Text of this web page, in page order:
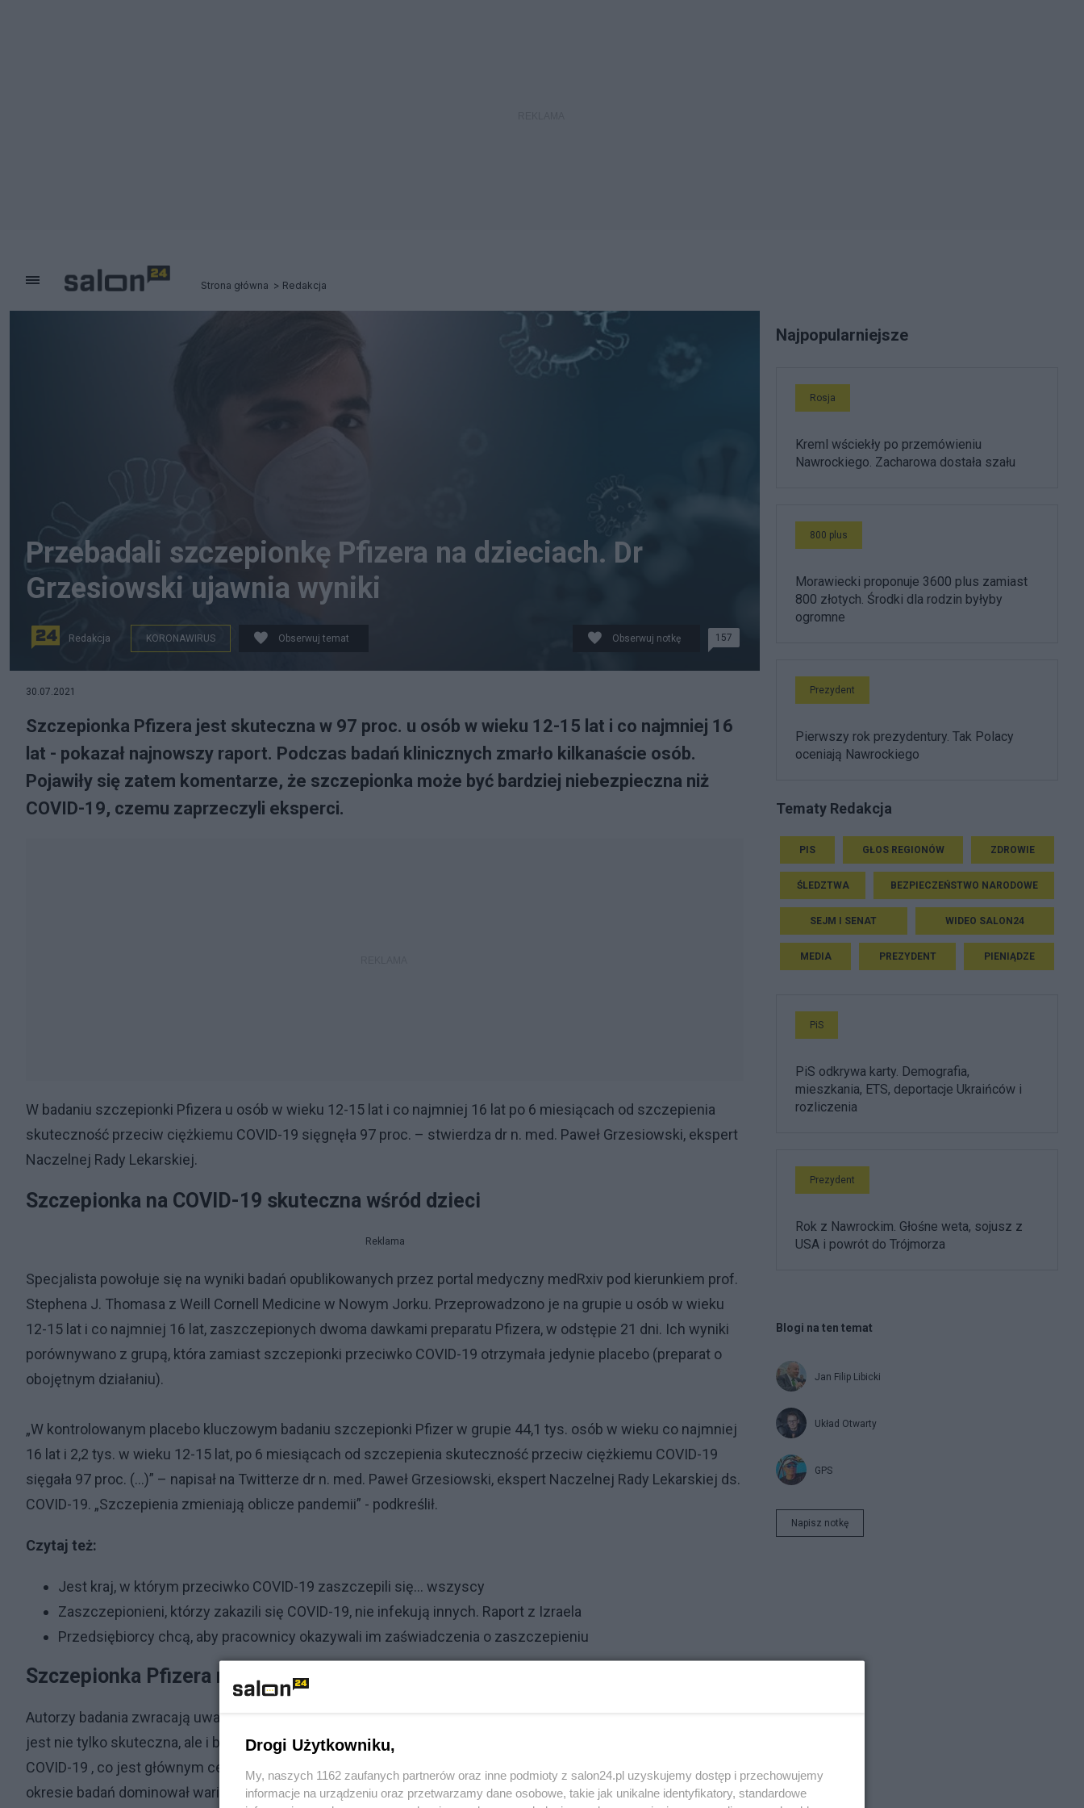
Strona główna Redakcja
Przebadali szczepionkę Pfizera na dzieciach. Dr
Grzesiowski ujawnia wyniki
Redakcja KORONAWIRUS Obserwuj temat Obserwuj notkę 157
30.07.2021
Szczepionka Pfizera jest skuteczna w 97 proc. u osób w wieku 12-15 lat i co najmniej 16
lat - pokazał najnowszy raport. Podczas badań klinicznych zmarło kilkanaście osób.
Pojawiły się zatem komentarze, że szczepionka może być bardziej niebezpieczna niż
COVID-19, czemu zaprzeczyli eksperci.
W badaniu szczepionki Pfizera u osób w wieku 12-15 lat i co najmniej 16 lat po 6 miesiącach od szczepienia
skuteczność przeciw ciężkiemu COVID-19 sięgnęła 97 proc. – stwierdza dr n. med. Paweł Grzesiowski, ekspert
Naczelnej Rady Lekarskiej.
Szczepionka na COVID-19 skuteczna wśród dzieci
Reklama
Specjalista powołuje się na wyniki badań opublikowanych przez portal medyczny medRxiv pod kierunkiem prof.
Stephena J. Thomasa z Weill Cornell Medicine w Nowym Jorku. Przeprowadzono je na grupie u osób w wieku
12-15 lat i co najmniej 16 lat, zaszczepionych dwoma dawkami preparatu Pfizera, w odstępie 21 dni. Ich wyniki
porównywano z grupą, która zamiast szczepionki przeciwko COVID-19 otrzymała jedynie placebo (preparat o
obojętnym działaniu).
„W kontrolowanym placebo kluczowym badaniu szczepionki Pfizer w grupie 44,1 tys. osób w wieku co najmniej
16 lat i 2,2 tys. w wieku 12-15 lat, po 6 miesiącach od szczepienia skuteczność przeciw ciężkiemu COVID-19
sięgała 97 proc. (...)” – napisał na Twitterze dr n. med. Paweł Grzesiowski, ekspert Naczelnej Rady Lekarskiej ds.
COVID-19. „Szczepienia zmieniają oblicze pandemii” - podkreślił.
Czytaj też:
Jest kraj, w którym przeciwko COVID-19 zaszczepili się... wszyscy
Zaszczepionieni, którzy zakazili się COVID-19, nie infekują innych. Raport z Izraela
Przedsiębiorcy chcą, aby pracownicy okazywali im zaświadczenia o zaszczepieniu
Szczepionka Pfizera nie tylko skuteczna, ale i bezpieczna
Autorzy badania zwracają uwagę, że szczepionka Pfizera (opracowana wspólnie z niemiecką firmą BioNTech)
jest nie tylko skuteczna, ale i bezpieczna. Wykazuje dużą efektywność w zapobieganiu ciężkiej postaci choroby
COVID-19 , co jest głównym celem szczepień. Właśnie w tym przypadku sięgała ona 97 proc. W RPA, gdzie w
okresie badań dominował wariant Beta, efektywność szczepień wyniosła nawet 100 proc.
Najpopularniejsze
Rosja
Kreml wściekły po przemówieniu
Nawrockiego. Zacharowa dostała szału
800 plus
Morawiecki proponuje 3600 plus zamiast
800 złotych. Środki dla rodzin byłyby
ogromne
Prezydent
Pierwszy rok prezydentury. Tak Polacy
oceniają Nawrockiego
Tematy Redakcja
PIS GŁOS REGIONÓW ZDROWIE
ŚLEDZTWA BEZPIECZEŃSTWO NARODOWE
SEJM I SENAT WIDEO SALON24
MEDIA PREZYDENT PIENIĄDZE
PiS
PiS odkrywa karty. Demografia,
mieszkania, ETS, deportacje Ukraińców i
rozliczenia
Prezydent
Rok z Nawrockim. Głośne weta, sojusz z
USA i powrót do Trójmorza
Blogi na ten temat
Jan Filip Libicki
Układ Otwarty
GPS
Napisz notkę
Drogi Użytkowniku,
My, naszych 1162 zaufanych partnerów oraz inne podmioty z salon24.pl uzyskujemy dostęp i przechowujemy
informacje na urządzeniu oraz przetwarzamy dane osobowe, takie jak unikalne identyfikatory, standardowe